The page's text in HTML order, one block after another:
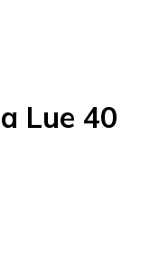
Lue 40